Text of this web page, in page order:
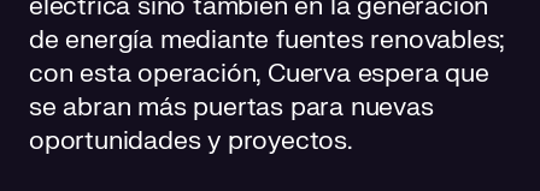
eléctrica sino también en la generación
de energía mediante fuentes renovables;
con esta operación, Cuerva espera que
se abran más puertas para nuevas
oportunidades y proyectos.